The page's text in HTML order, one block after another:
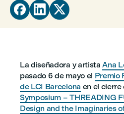
  
La diseñadora y artistaAna
pasado 6 de mayo el Premio
de LCI Barcelona en el
Symposium – THREADING
Design and the Imaginaries